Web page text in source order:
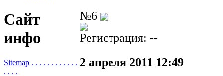
Сайт
инфо
Sitemap . . . . . . . . . . . .
. . . .
№6
Регистрация: --
2 апреля 2011 12:49